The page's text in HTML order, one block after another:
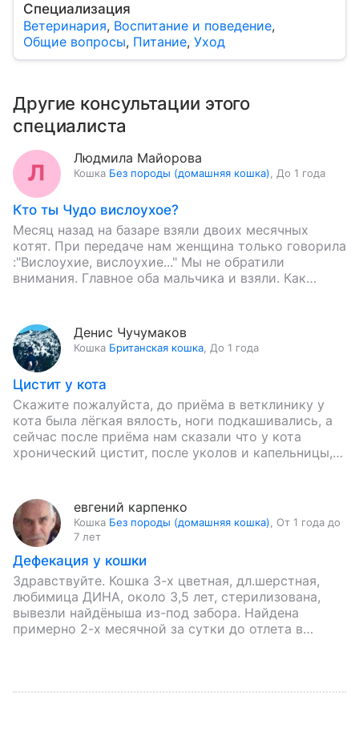
Специализация
Ветеринария, Воспитание и поведение,
Общие вопросы, Питание, Уход
Другие консультации этого
специалиста
Людмила Майорова
Кошка Без породы (домашняя кошка) До 1 года
Кто ты Чудо вислоухое?
Месяц назад на базаре взяли двоих месячных
котят. При передаче нам женщина только говорила
:"Вислоухие, вислоухие..." Мы не обратили
внимания. Главное оба мальчика и взяли. Как
Денис Чучумаков
Кошка Британская кошка До 1 года
Цистит у кота
Скажите пожалуйста, до приёма в ветклинику у
кота была лёгкая вялость, ноги подкашивались, а
сейчас после приёма нам сказали что у кота
хронический цистит, после уколов и капельницы,
евгений карпенко
Кошка Без породы (домашняя кошка)
От 1 года до
7 лет
Дефекация у кошки
Здравствуйте. Кошка 3-х цветная, дл.шерстная,
любимица ДИНА, около 3,5 лет, стерилизована,
вывезли найдёныша из-под забора. Найдена
примерно 2-х месячной за сутки до отлета в